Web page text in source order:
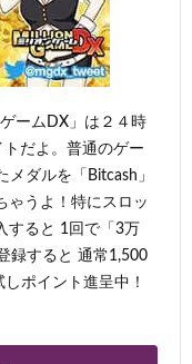
ームDX」は２４時
だよ。普通のゲー
ダルを「Bitcash」
ゃうよ！特にスロッ
すると 1回で「3万
録すると 通常1,500
ポイント進呈中！